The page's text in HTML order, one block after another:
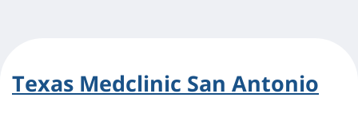
Texas Medclinic San Antonio